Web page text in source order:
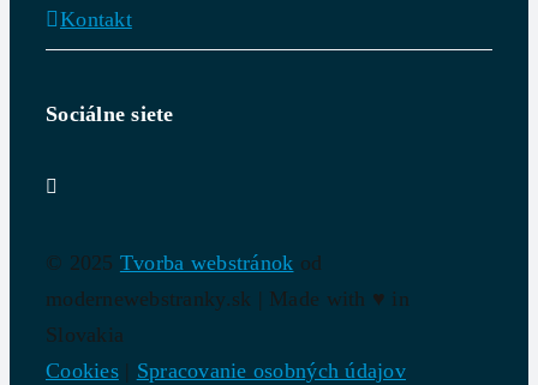
Kontakt
Sociálne siete
© 2025 Tvorba webstránok od
modernewebstranky.sk | Made with ♥ in
Slovakia
Cookies | Spracovanie osobných údajov